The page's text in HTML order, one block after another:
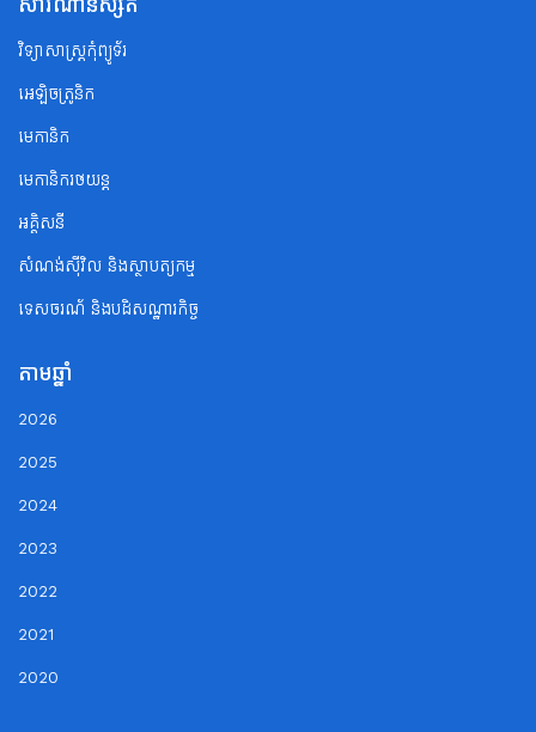
វិទ្យាសាស្ត្រកុំព្យូទ័រ
អេឡិចត្រូនិក
មេកានិក
មេកានិករថយន្ត
អគ្គិសនី
សំណង់ស៊ីវិល និងស្ថាបត្យកម្ម
ទេសចរណ័ និងបដិសណ្ឋារកិច្ច
តាមឆ្នាំ
2026
2025
2024
2023
2022
2021
2020